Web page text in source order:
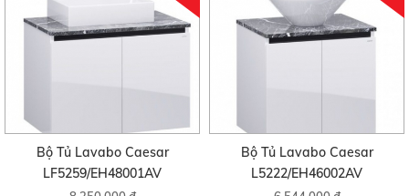
Bộ Tủ Lavabo Caesar
LF5259/EH48001AV
Bộ Tủ Lavabo Caesar
L5222/EH46002AV